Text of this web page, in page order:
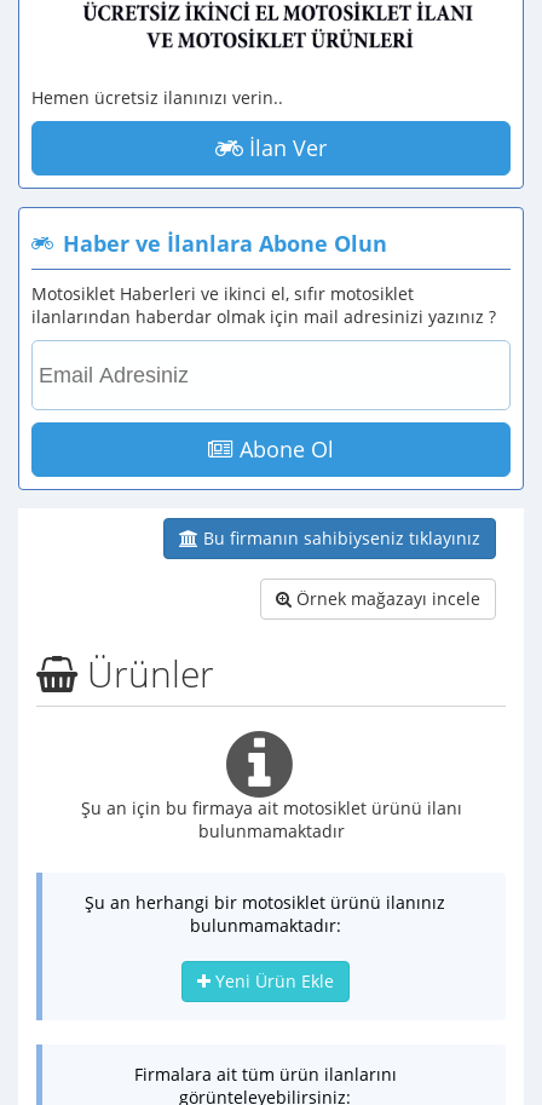
Hemen ücretsiz ilanınızı verin..
İlan Ver
Haber ve İlanlara Abone Olun
Motosiklet Haberleri ve ikinci el, sıfır motosiklet
ilanlarından haberdar olmak için mail adresinizi yazınız ?
Abone Ol
Bu firmanın sahibiyseniz tıklayınız
Örnek mağazayı incele
Ürünler
Şu an için bu firmaya ait motosiklet ürünü ilanı
bulunmamaktadır
Şu an herhangi bir motosiklet ürünü ilanınız
bulunmamaktadır:
Yeni Ürün Ekle
Firmalara ait tüm ürün ilanlarını
görünteleyebilirsiniz: